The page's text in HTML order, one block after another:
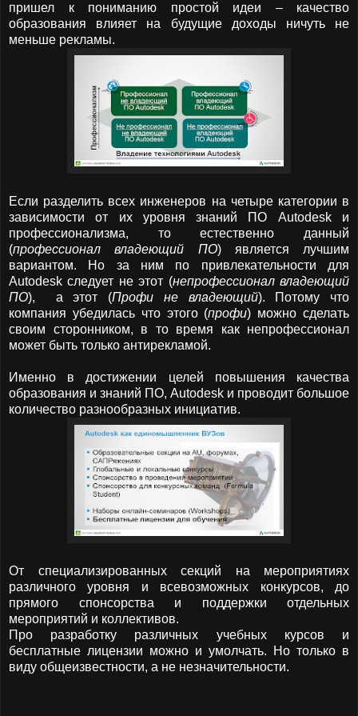
пришел к пониманию простой идеи – качество
образования влияет на будущие доходы ничуть не
меньше рекламы.
Если разделить всех инженеров на четыре категории в
зависимости от их уровня знаний ПО Autodesk
и
профессионализма, то естественно данный
(профессионал владеющий ПО) является лучшим
вариантом. Но за ним по привлекательности для
Autodesk следует не этот (непрофессионал владеющий
ПО), а этот (Профи не владеющий). Потому что
компания убедилась что этого (профи) можно сделать
своим сторонником, в то время как непрофессионал
может быть только антирекламой.
Именно в достижении целей повышения качества
образования и знаний ПО, Autodesk и проводит большое
количество разнообразных инициатив.
От специализированных секций на мероприятиях
различного уровня и всевозможных конкурсов, до
прямого спонсорства и поддержки отдельных
мероприятий и коллективов.
Про разработку различных учебных курсов и
бесплатные лицензии можно и умолчать. Но только в
виду общеизвестности, а не незначительности.